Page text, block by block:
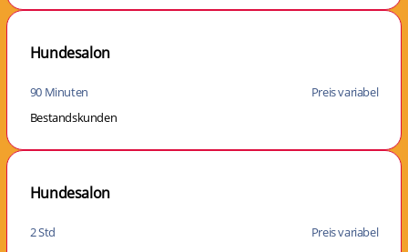
Hundesalon
90 Minuten
Preis variabel
Bestandskunden
Hundesalon
2 Std
Preis variabel